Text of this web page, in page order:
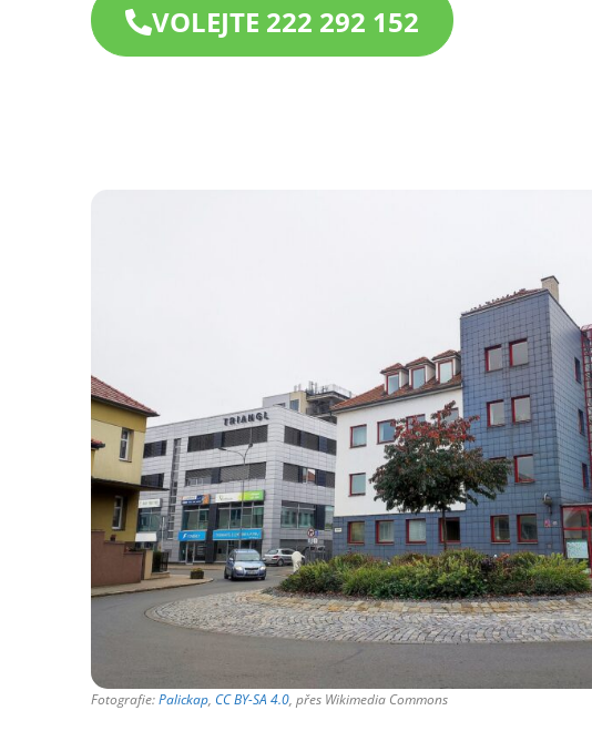
VOLEJTE 222 292 152
Fotografie:Palickap, CC BY-SA 4.0, přes Wikimedia Commons